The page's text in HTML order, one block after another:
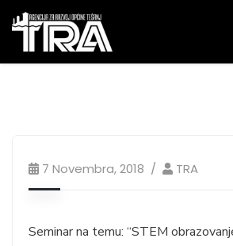
7 Novembra, 2018 TRA
Seminar na temu: “STEM